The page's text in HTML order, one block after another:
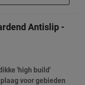
Antislip -
'high build'
voor gebieden